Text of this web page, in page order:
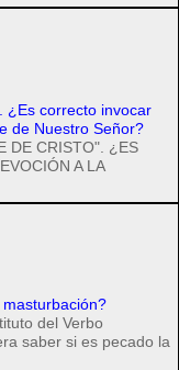
¿Es correcto invocar
de Nuestro Señor?
DE CRISTO". ¿ES
A LA
del Verbo
saber si es pecado la